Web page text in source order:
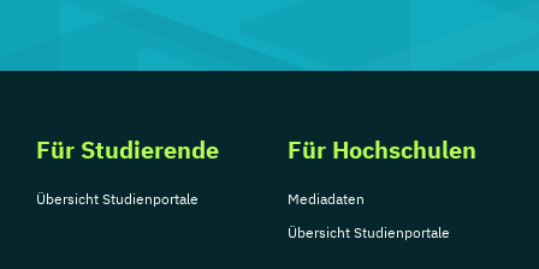
Für Studierende
Übersicht Studienportale
Für Hochschulen
Mediadaten
Übersicht Studienportale